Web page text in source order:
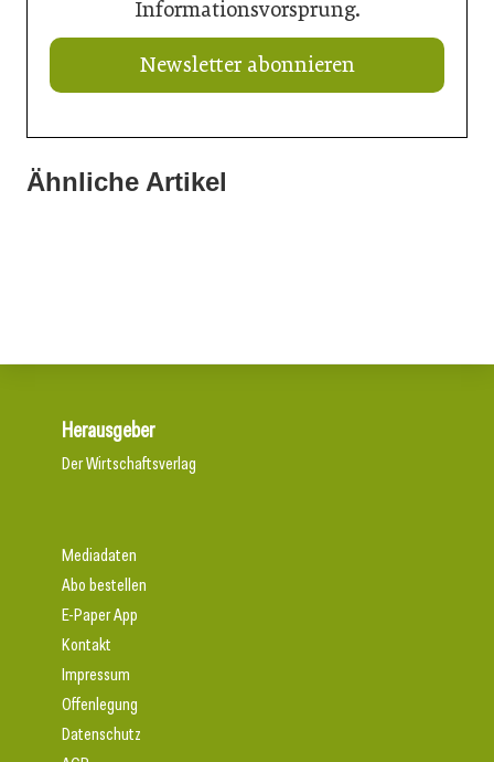
Informationsvorsprung.
Newsletter abonnieren
Ähnliche Artikel
21. Juli 2026
Herausgeber
Der Wirtschaftsverlag
Mediadaten
Abo bestellen
E-Paper App
Kontakt
Impressum
Offenlegung
Datenschutz